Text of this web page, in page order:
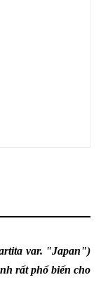
var. "Japan")
rất phổ biến cho